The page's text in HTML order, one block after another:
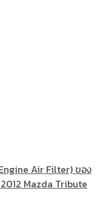
Air Filter) ของ
Mazda Tribute